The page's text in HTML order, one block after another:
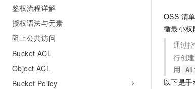
鉴权流程详解
授权语法与元素
阻止公共访问
Bucket ACL
Object ACL
Bucket Policy
OSS 清
循最小权
通过
行创
用
以下是手